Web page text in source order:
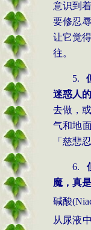
意识到
要修忍
让它觉
往。
5.
迷惑人
去做，
气和地
「慈悲
6.
魔，真
碱酸
从尿液